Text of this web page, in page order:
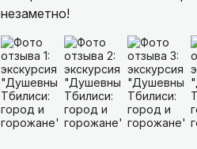
незаметно!